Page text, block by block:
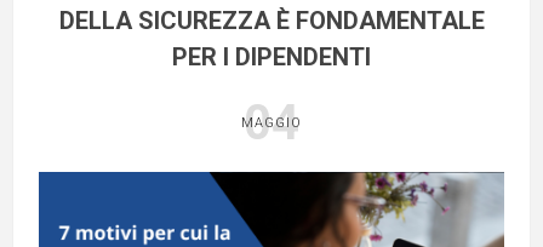
DELLA SICUREZZA È FONDAMENTALE
PER I DIPENDENTI
04
MAGGIO